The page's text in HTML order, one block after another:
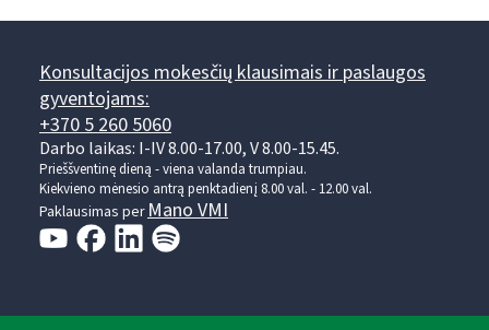
Konsultacijos mokesčių klausimais ir paslaugos
gyventojams:
+370 5 260 5060
Darbo laikas: I-IV 8.00-17.00, V 8.00-15.45.
Prieššventinę dieną - viena valanda trumpiau.
Kiekvieno mėnesio antrą penktadienį 8.00 val. - 12.00 val.
Paklausimas per Mano VMI